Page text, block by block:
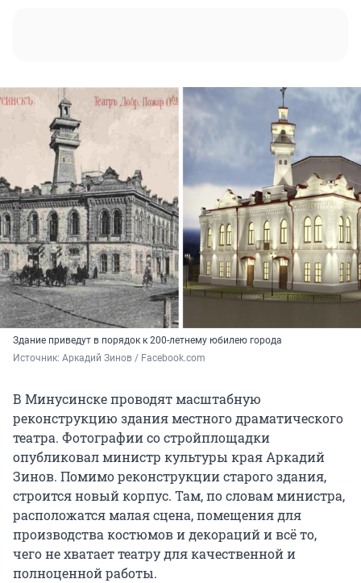
Здание приведут в порядок к 200-летнему юбилею города
Источник: Аркадий Зинов / Facebook.com
В Минусинске проводят масштабную
реконструкцию здания местного драматического
театра. Фотографии со стройплощадки
опубликовал министр культуры края Аркадий
Зинов. Помимо реконструкции старого здания,
строится новый корпус. Там, по словам министра,
расположатся малая сцена, помещения для
производства костюмов и декораций и всё то,
чего не хватает театру для качественной и
полноценной работы.